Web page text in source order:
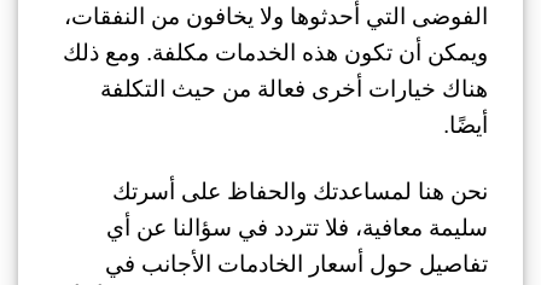
الفوضى التي أحدثوها ولا يخافون من النفقات،
ويمكن أن تكون هذه الخدمات مكلفة. ومع ذلك
هناك خيارات أخرى فعالة من حيث التكلفة
أيضًا.
نحن هنا لمساعدتك والحفاظ على أسرتك
سليمة معافية، فلا تتردد في سؤالنا عن أي
تفاصيل حول أسعار الخادمات الأجانب في